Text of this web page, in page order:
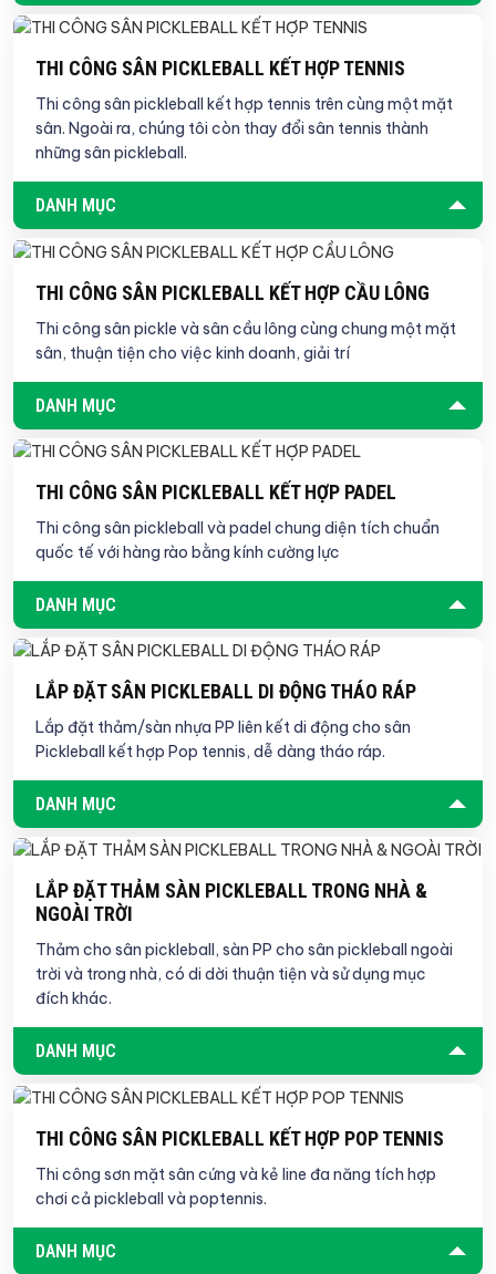
THI CÔNG SÂN PICKLEBALL KẾT HỢP TENNIS
Thi công sân pickleball kết hợp tennis trên cùng một mặt
sân. Ngoài ra, chúng tôi còn thay đổi sân tennis thành
DANH MỤC
THI CÔNG SÂN PICKLEBALL KẾT HỢP CẦU LÔNG
Thi công sân pickle và sân cầu lông cùng chung một mặt
sân, thuận tiện cho việc kinh doanh, giải trí
DANH MỤC
THI CÔNG SÂN PICKLEBALL KẾT HỢP PADEL
Thi công sân pickleball và padel chung diện tích chuẩn
DANH MỤC
LẮP ĐẶT SÂN PICKLEBALL DI ĐỘNG THÁO RÁP
Lắp đặt thảm/sàn nhựa PP liên kết di động cho sân
Pickleball kết hợp Pop tennis, dễ dàng tháo ráp.
DANH MỤC
LẮP ĐẶT THẢM SÀN PICKLEBALL TRONG NHÀ &
NGOÀI TRỜI
Thảm cho sân pickleball, sàn PP cho sân pickleball ngoài
trời và trong nhà, có di dời thuận tiện và sử dụng mục
DANH MỤC
THI CÔNG SÂN PICKLEBALL KẾT HỢP POP TENNIS
Thi công sơn mặt sân cứng và kẻ line đa năng tích hợp
DANH MỤC